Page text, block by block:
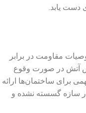
دست یابد.
مقاومت در برابر
آتش در صورت وقوع
برای ساختمان‌ها ارائه
سازه گسسته نشده و